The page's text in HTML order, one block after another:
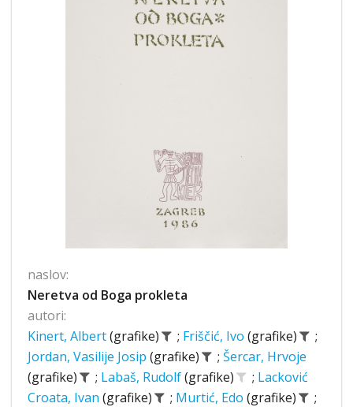
naslov:
Neretva od Boga prokleta
autori:
Kinert, Albert(grafike) ; Friščić, Ivo (grafike)
;
Jordan, Vasilije Josip (grafike) ; Šercar, Hrvoje
(grafike)
; Labaš, Rudolf(grafike) ; Lacković
Croata, Ivan (grafike) ; Murtić, Edo (grafike)
;